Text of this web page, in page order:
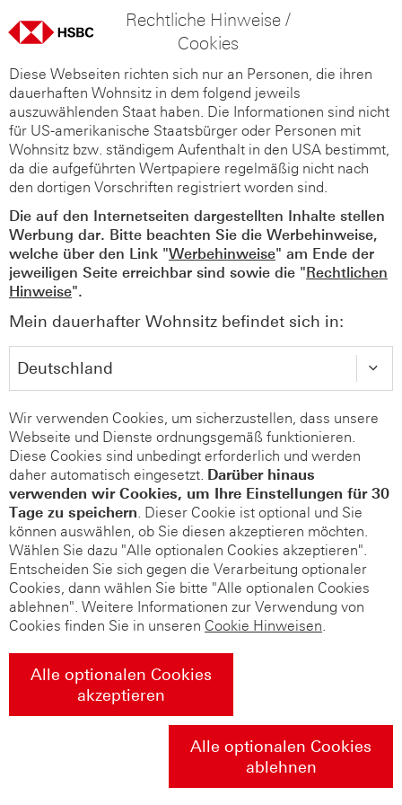
Rechtliche Hinweise /
Cookies
Diese Webseiten richten sich nur an Personen, die ihren
dauerhaften Wohnsitz in dem folgend jeweils
auszuwählenden Staat haben. Die Informationen sind nicht
für US-amerikanische Staatsbürger oder Personen mit
Wohnsitz bzw. ständigem Aufenthalt in den USA bestimmt,
da die aufgeführten Wertpapiere regelmäßig nicht nach
den dortigen Vorschriften registriert worden sind.
Die auf den Internetseiten dargestellten Inhalte stellen
Werbung dar. Bitte beachten Sie die Werbehinweise,
welche über den Link "Werbehinweise" am Ende der
jeweiligen Seite erreichbar sind sowie die "Rechtlichen
Hinweise".
Mein dauerhafter Wohnsitz befindet sich in:
Wir verwenden Cookies, um sicherzustellen, dass unsere
Webseite und Dienste ordnungsgemäß funktionieren.
Diese Cookies sind unbedingt erforderlich und werden
daher automatisch eingesetzt. Darüber hinaus
verwenden wir Cookies, um Ihre Einstellungen für 30
Tage zu speichern. Dieser Cookie ist optional und Sie
können auswählen, ob Sie diesen akzeptieren möchten.
Wählen Sie dazu "Alle optionalen Cookies akzeptieren".
Entscheiden Sie sich gegen die Verarbeitung optionaler
Cookies, dann wählen Sie bitte "Alle optionalen Cookies
ablehnen". Weitere Informationen zur Verwendung von
Cookies finden Sie in unseren Cookie Hinweisen.
Alle optionalen Cookies
akzeptieren
Alle optionalen Cookies
ablehnen